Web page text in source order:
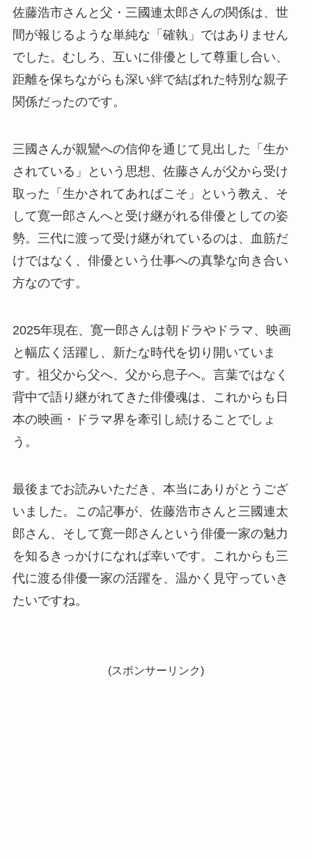
佐藤浩市さんと父・三國連太郎さんの関係は、世
間が報じるような単純な「確執」ではありません
でした。むしろ、互いに俳優として尊重し合い、
距離を保ちながらも深い絆で結ばれた特別な親子
関係だったのです。
三國さんが親鸞への信仰を通じて見出した「生か
されている」という思想、佐藤さんが父から受け
取った「生かされてあればこそ」という教え、そ
して寛一郎さんへと受け継がれる俳優としての姿
勢。三代に渡って受け継がれているのは、血筋だ
けではなく、俳優という仕事への真摯な向き合い
方なのです。
2025年現在、寛一郎さんは朝ドラやドラマ、映画
と幅広く活躍し、新たな時代を切り開いていま
す。祖父から父へ、父から息子へ。言葉ではなく
背中で語り継がれてきた俳優魂は、これからも日
本の映画・ドラマ界を牽引し続けることでしょ
う。
最後までお読みいただき、本当にありがとうござ
いました。この記事が、佐藤浩市さんと三國連太
郎さん、そして寛一郎さんという俳優一家の魅力
を知るきっかけになれば幸いです。これからも三
代に渡る俳優一家の活躍を、温かく見守っていき
たいですね。
(スポンサーリンク)